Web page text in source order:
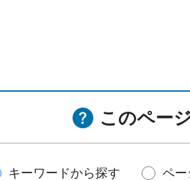
このペー
キーワードから探す ペー